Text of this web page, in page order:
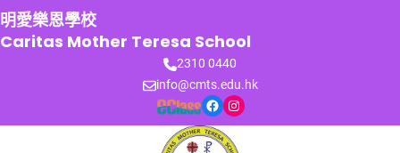
跳
至
主
明愛樂恩學校
Caritas Mother Teresa School
2310 0440
info@cmts.edu.hk
Facebook Instagram